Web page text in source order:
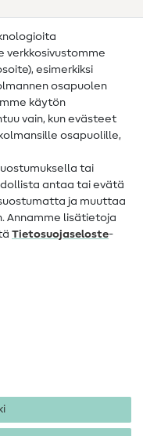
verkkosivustomme
esimerkiksi
osapuolen
käytön
vain, kun evästeet
osapuolille,
tai
antaa tai evätä
ja muuttaa
Annamme lisätietoja
Tietosuojaseloste-